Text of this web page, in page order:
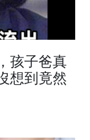
孩子爸真
想到竟然